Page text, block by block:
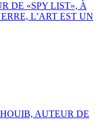
DE «SPY LIST», À
L’ART EST UN
AUTEUR DE